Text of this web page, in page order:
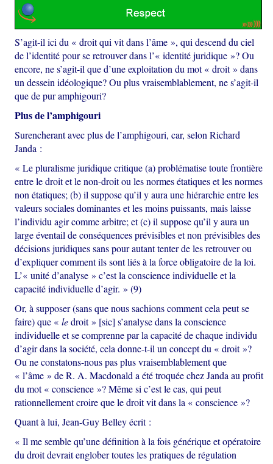
S’agit-il ici du « droit qui vit dans l’âme », qui descend du ciel
de l’identité pour se retrouver dans l’« identité juridique »? Ou
encore, ne s’agit-il que d’une exploitation du mot « droit » dans
un dessein idéologique? Ou plus vraisemblablement, ne s’agit-il
que de pur amphigouri?
Plus de l’amphigouri
Surencherant avec plus de l’amphigouri, car, selon Richard
Janda :
« Le pluralisme juridique critique (a) problématise toute frontière
entre le droit et le non-droit ou les normes étatiques et les normes
non étatiques; (b) il suppose qu’il y aura une hiérarchie entre les
valeurs sociales dominantes et les moins puissants, mais laisse
l’individu agir comme arbitre; et (c) il suppose qu’il y aura un
large éventail de conséquences prévisibles et non prévisibles des
décisions juridiques sans pour autant tenter de les retrouver ou
d’expliquer comment ils sont liés à la force obligatoire de la loi.
L’« unité d’analyse » c’est la conscience individuelle et la
capacité individuelle d’agir. » (9)
Or, à supposer (sans que nous sachions comment cela peut se
faire) que «ledroit » [sic] s’analyse dans la conscience
individuelle et se comprenne par la capacité de chaque individu
d’agir dans la société, cela donne-t-il un concept du « droit »?
Ou ne constatons-nous pas plus vraisemblablement que
« l’âme » de R. A. Macdonald a été troquée chez Janda au profit
du mot « conscience »? Même si c’est le cas, qui peut
rationnellement croire que le droit vit dans la « conscience »?
Quant à lui, Jean-Guy Belley écrit :
« Il me semble qu’une définition à la fois générique et opératoire
du droit devrait englober toutes les pratiques de régulation